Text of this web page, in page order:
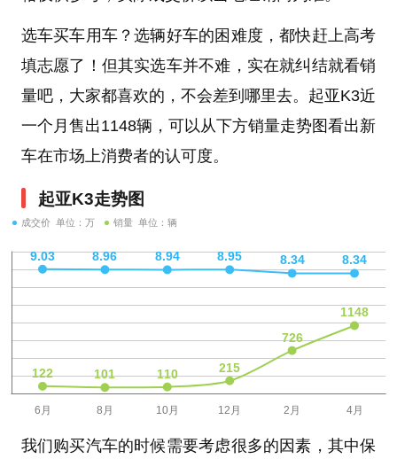
选车买车用车？选辆好车的困难度，都快赶上高考
填志愿了！但其实选车并不难，实在就纠结就看销
量吧，大家都喜欢的，不会差到哪里去。起亚K3近
一个月售出1148辆，可以从下方销量走势图看出新
车在市场上消费者的认可度。
起亚K3走势图
成交价 单位：万 销量 单位：辆
我们购买汽车的时候需要考虑很多的因素，其中保